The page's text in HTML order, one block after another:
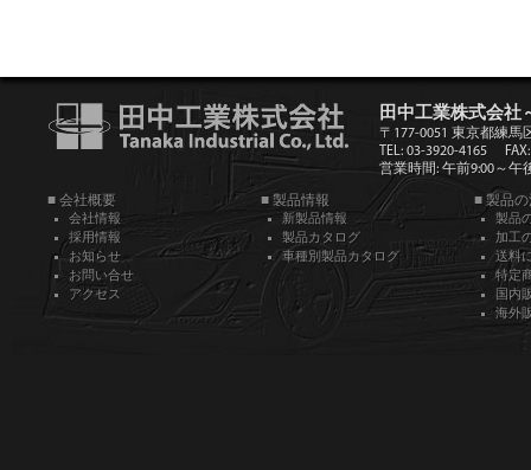
田中工業株式会社
〒177-0051 東京都練馬
TEL: 03-3920-4165
営業時間: 午前9:00～午
■ 会社概要
会社情報
採用情報
お知らせ
お問い合せ
アクセス
■ 製品情報
新製品情報
製品カタログ
車種別製品カタログ
■ 製品
製品
加工
送料
特定
国内
海外